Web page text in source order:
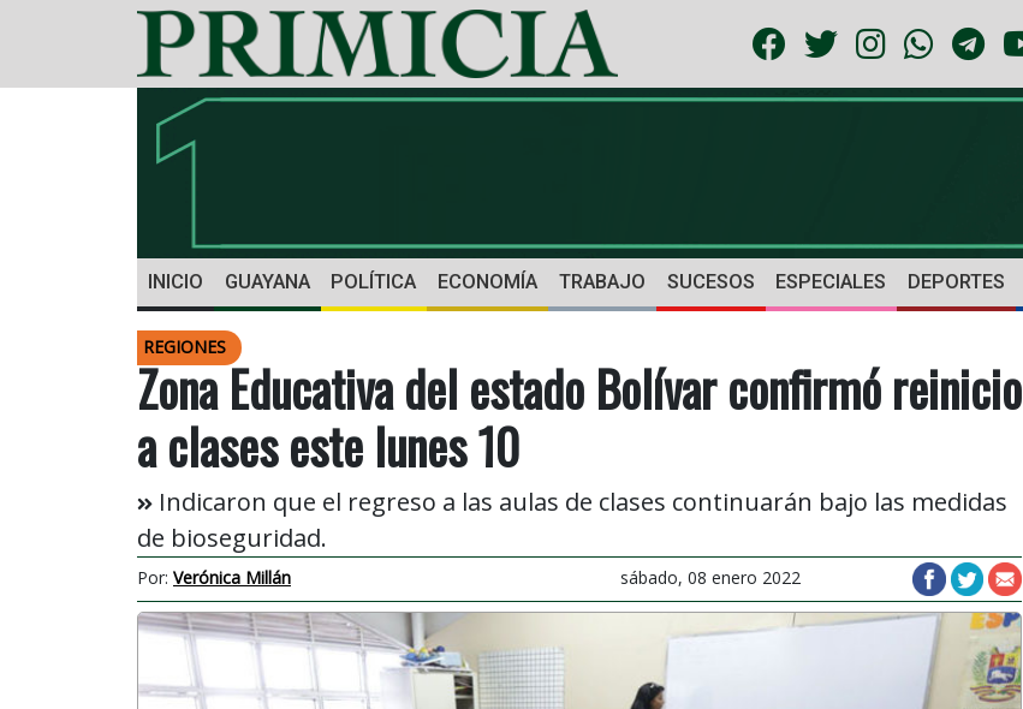
INICIO GUAYANA POLÍTICA ECONOMÍA TRABAJO SUCESOS ESPECIALES DEPORTES
REGIONES
Zona Educativa del estado Bolívar confirmó reinicio
a clases este lunes 10
Indicaron que el regreso a las aulas de clases continuarán bajo las medidas
de bioseguridad.
Por: Verónica Millán sábado, 08 enero 2022